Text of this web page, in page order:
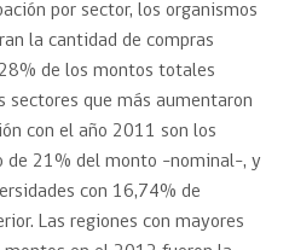
por sector, los organismos
la cantidad de compras
de los montos totales
sectores que más aumentaron
con el año 2011 son los
de 21% del monto -nominal-, y
con 16,74% de
Las regiones con mayores